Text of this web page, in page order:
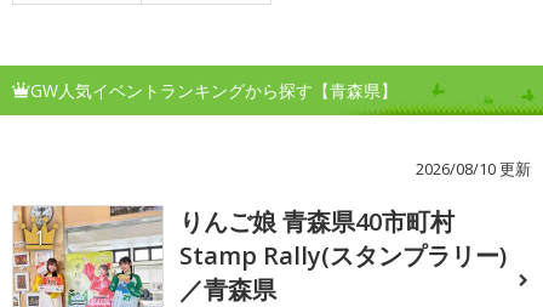
GW人気イベントランキングから探す【青森県】
2026/08/10 更新
1
りんご娘 青森県40市町村
Stamp Rally(スタンプラリー)
／青森県